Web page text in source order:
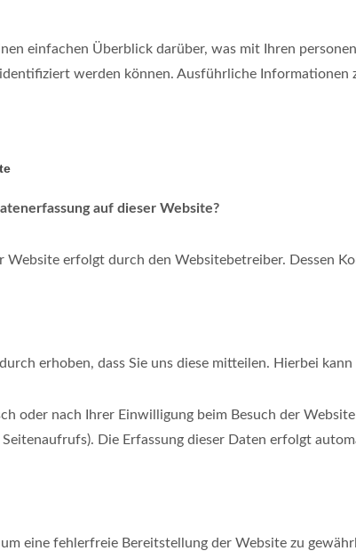
einfachen Überblick darüber, was mit Ihren
werden können. Ausführliche
auf dieser Website?
Website erfolgt durch den Websitebetreiber. Dessen
erhoben, dass Sie uns diese mitteilen. Hierbei
oder nach Ihrer Einwilligung beim Besuch der
Die Erfassung dieser Daten erfolgt
eine fehlerfreie Bereitstellung der Website zu